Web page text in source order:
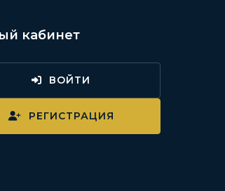
кабинет
ВОЙТИ
РЕГИСТРАЦИЯ